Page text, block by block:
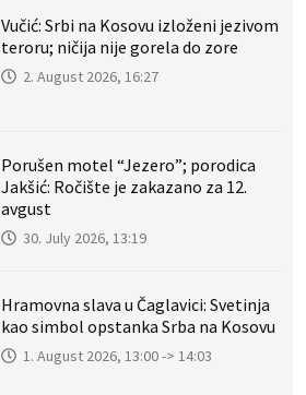
Vučić: Srbi na Kosovu izloženi jezivom
teroru; ničija nije gorela do zore
2. August 2026, 16:27
Porušen motel “Jezero”; porodica
Jakšić: Ročište je zakazano za 12.
avgust
30. July 2026, 13:19
Hramovna slava u Čaglavici: Svetinja
kao simbol opstanka Srba na Kosovu
1. August 2026, 13:00 -> 14:03